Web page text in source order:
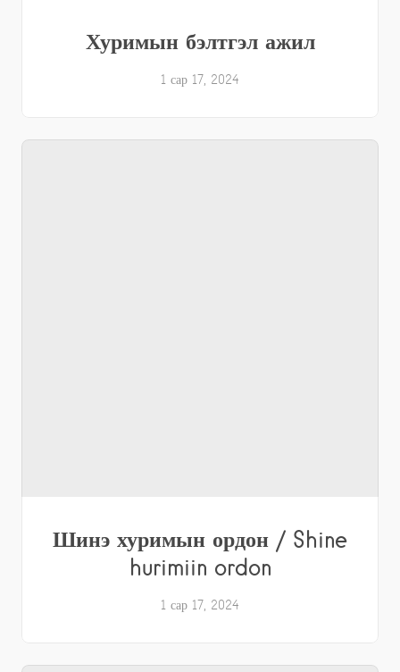
Хуримын бэлтгэл ажил
1 сар 17, 2024
Шинэ хуримын ордон / Shine
hurimiin ordon
1 сар 17, 2024